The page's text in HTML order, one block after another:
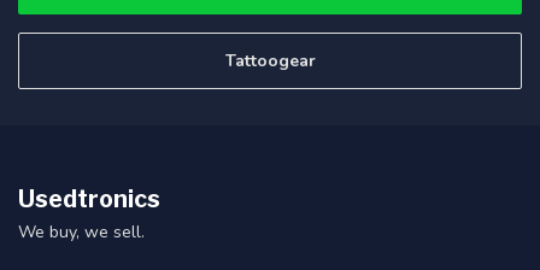
Tattoogear
Usedtronics
We buy, we sell.